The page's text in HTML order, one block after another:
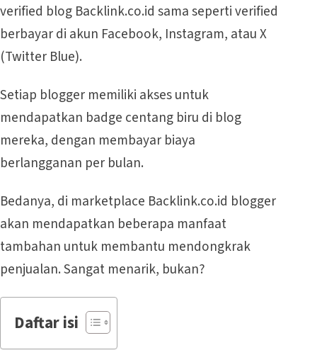
verified blog Backlink.co.id sama seperti verified
berbayar di akun Facebook, Instagram, atau X
(Twitter Blue).
Setiap blogger memiliki akses untuk
mendapatkan badge centang biru di blog
mereka, dengan membayar biaya
berlangganan per bulan.
Bedanya, di marketplace Backlink.co.id blogger
akan mendapatkan beberapa manfaat
tambahan untuk membantu mendongkrak
penjualan. Sangat menarik, bukan?
Daftar isi